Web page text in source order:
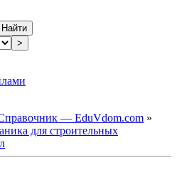
Найти
>
— EduVdom.com »
для строительных